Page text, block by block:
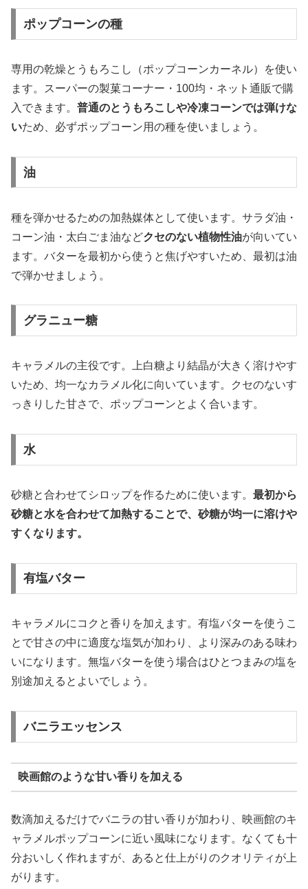
ポップコーンの種
専用の乾燥とうもろこし（ポップコーンカーネル）を使い
ます。スーパーの製菓コーナー・100均・ネット通販で購
入できます。 普通のとうもろこしや冷凍コーンでは弾けな
いため、必ずポップコーン用の種を使いましょう。
油
種を弾かせるための加熱媒体として使います。サラダ油・
コーン油・太白ごま油などクセのない植物性油が向いてい
ます。バターを最初から使うと焦げやすいため、最初は油
で弾かせましょう。
グラニュー糖
キャラメルの主役です。上白糖より結晶が大きく溶けやす
いため、均一なカラメル化に向いています。クセのないす
っきりした甘さで、ポップコーンとよく合います。
水
砂糖と合わせてシロップを作るために使います。 最初から
砂糖と水を合わせて加熱することで、砂糖が均一に溶けや
すくなります。
有塩バター
キャラメルにコクと香りを加えます。有塩バターを使うこ
とで甘さの中に適度な塩気が加わり、より深みのある味わ
いになります。無塩バターを使う場合はひとつまみの塩を
別途加えるとよいでしょう。
バニラエッセンス
映画館のような甘い香りを加える
数滴加えるだけでバニラの甘い香りが加わり、映画館のキ
ャラメルポップコーンに近い風味になります。なくても十
分おいしく作れますが、あると仕上がりのクオリティが上
がります。